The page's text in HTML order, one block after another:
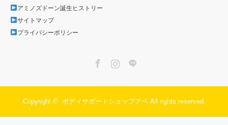
アミノズドーン誕生ヒストリー
サイトマップ
プライバシーポリシー
Copyright © ボディサポートショップアベAll rights reserved.